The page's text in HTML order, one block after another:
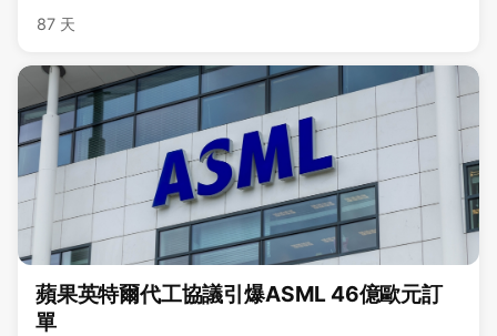
87 天
蘋果英特爾代工協議引爆ASML 46億歐元訂
單